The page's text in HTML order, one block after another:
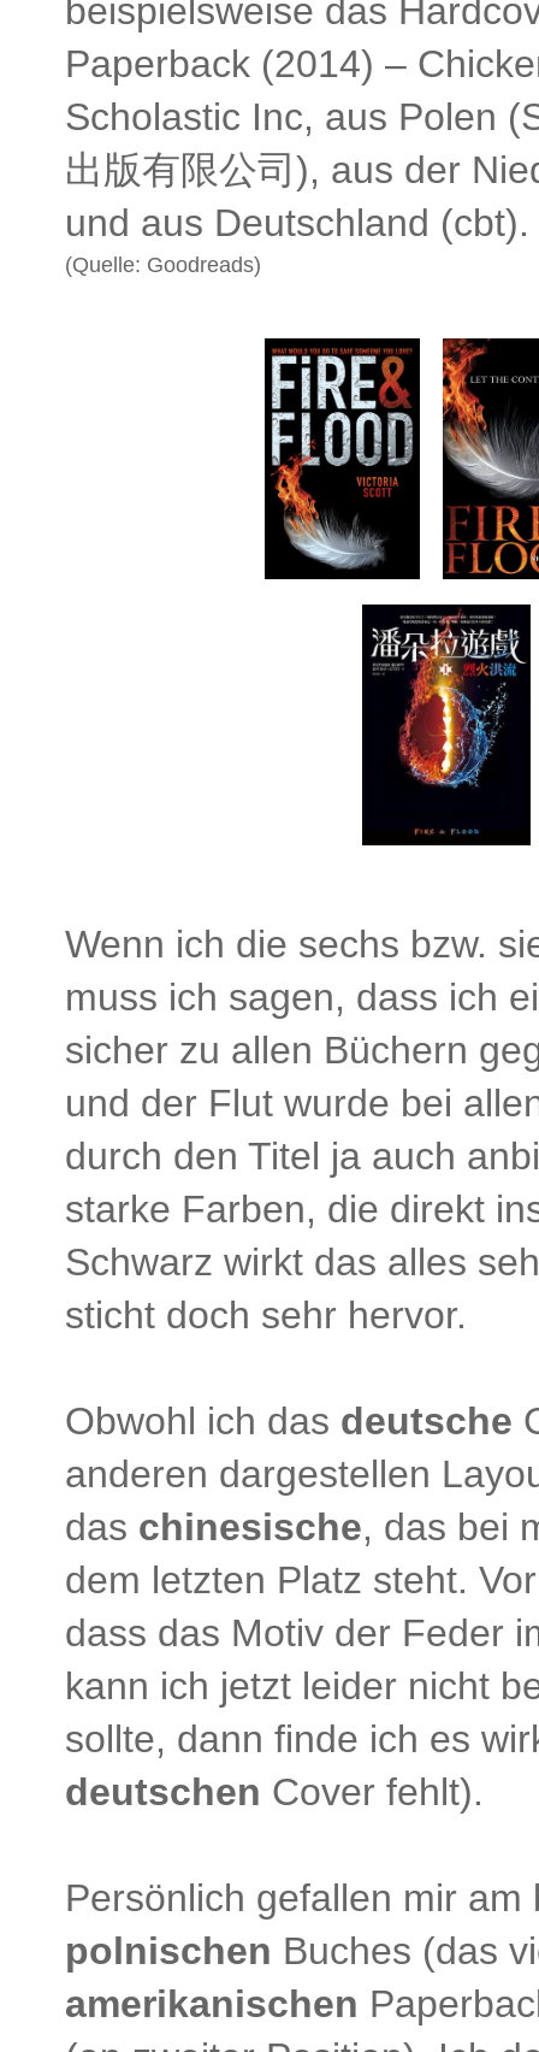
beispielsweise das
Paperback (2014) –
Scholastic Inc, aus Polen
出版有限公司), aus der
und aus Deutschland (cbt).
(Quelle: Goodreads)
Wenn ich die sechs bzw.
muss ich sagen, dass ich
sicher zu allen Büchern
und der Flut wurde bei
durch den Titel ja auch
starke Farben, die direkt
Schwarz wirkt das alles
sticht doch sehr hervor.
Obwohl ich das deutsche
anderen dargestellen
das chinesische, das bei
dem letzten Platz steht.
dass das Motiv der Feder
kann ich jetzt leider nicht
sollte, dann finde ich es
deutschen Cover fehlt).
Persönlich gefallen mir
polnischen Buches (das
amerikanischen